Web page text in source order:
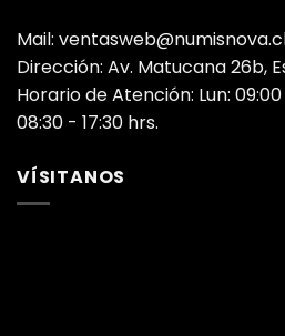
Mail:
Dirección: Av. Matucana 26b,
Horario de Atención: Lun:
08:30 - 17:30 hrs.
VÍSITANOS